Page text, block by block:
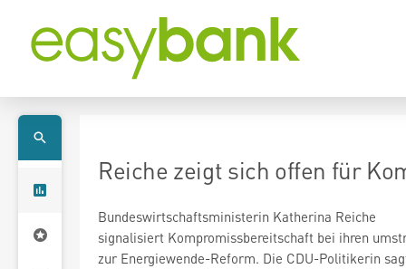
Reiche zeigt sich offen für
Bundeswirtschaftsministerin Katherina Reiche
signalisiert Kompromissbereitschaft bei ihren
zur Energiewende-Reform. Die CDU-Politikerin